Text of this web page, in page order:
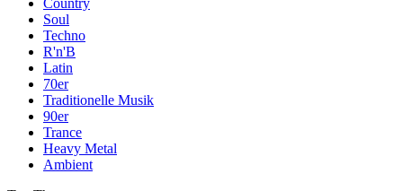
Country
Soul
Techno
R'n'B
Latin
70er
Traditionelle Musik
90er
Trance
Heavy Metal
Ambient